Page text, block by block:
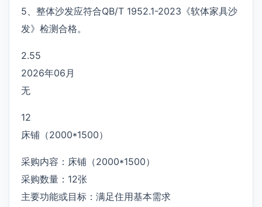
5、整体沙发应符合QB/T 1952.1-2023《软体家具沙
发》检测合格。
2.55
2026年06月
无
12
床铺（2000*1500）
采购内容：床铺（2000*1500）
采购数量：12张
主要功能或目标：满足住用基本需求